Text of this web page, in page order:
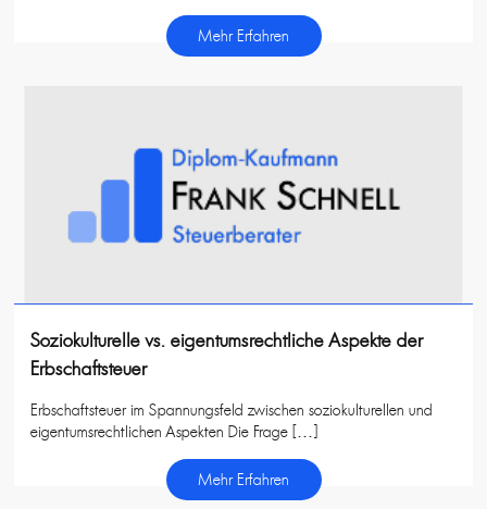
Mehr Erfahren
Soziokulturelle vs. eigentumsrechtliche Aspekte der
Erbschaftsteuer
Erbschaftsteuer im Spannungsfeld zwischen soziokulturellen und
eigentumsrechtlichen Aspekten Die Frage […]
Mehr Erfahren